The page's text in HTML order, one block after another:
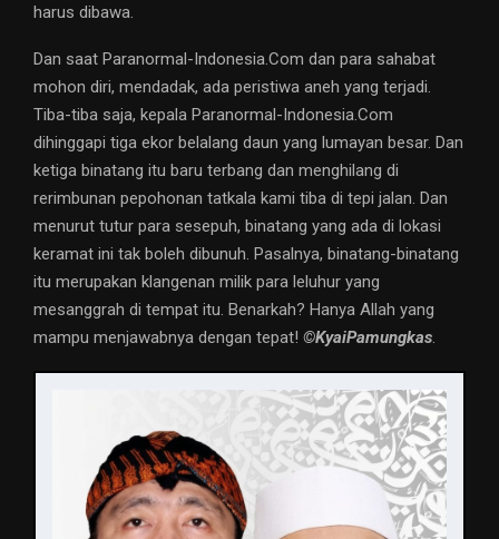
harus dibawa.
Dan saat Paranormal-Indonesia.Com dan para sahabat
mohon diri, mendadak, ada peristiwa aneh yang terjadi.
Tiba-tiba saja, kepala Paranormal-Indonesia.Com
dihinggapi tiga ekor belalang daun yang lumayan besar. Dan
ketiga binatang itu baru terbang dan menghilang di
rerimbunan pepohonan tatkala kami tiba di tepi jalan. Dan
menurut tutur para sesepuh, binatang yang ada di lokasi
keramat ini tak boleh dibunuh. Pasalnya, binatang-binatang
itu merupakan klangenan milik para leluhur yang
mesanggrah di tempat itu. Benarkah? Hanya Allah yang
mampu menjawabnya dengan tepat! ©️KyaiPamungkas.